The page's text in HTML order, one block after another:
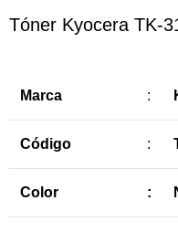
Tóner Kyocera TK-
Marca :
Código :
Color :